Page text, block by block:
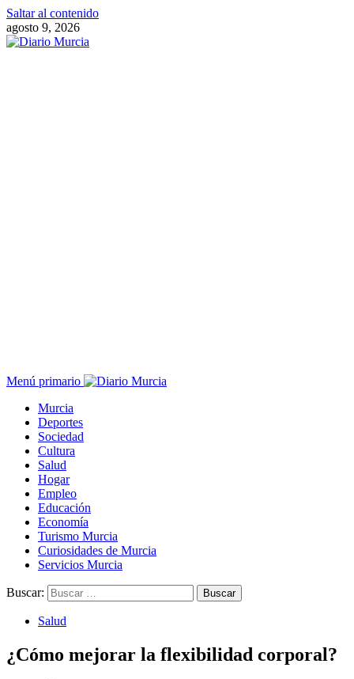
Saltar al contenido
agosto 9, 2026
Menú primario
Murcia
Deportes
Sociedad
Cultura
Salud
Hogar
Empleo
Educación
Economía
Turismo Murcia
Curiosidades de Murcia
Servicios Murcia
Buscar:
Salud
¿Cómo mejorar la flexibilidad corporal?